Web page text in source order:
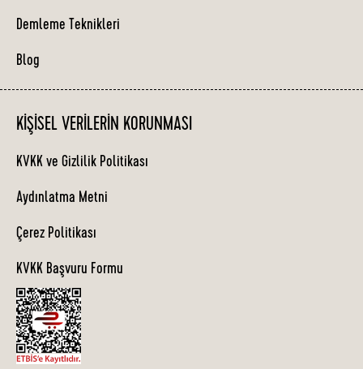
Demleme Teknikleri
Blog
KIŞISEL VERILERIN KORUNMASI
KVKK ve Gizlilik Politikası
Aydınlatma Metni
Çerez Politikası
KVKK Başvuru Formu